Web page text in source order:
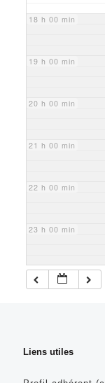
18 h 00 min
19 h 00 min
20 h 00 min
21 h 00 min
22 h 00 min
23 h 00 min
Liens utiles